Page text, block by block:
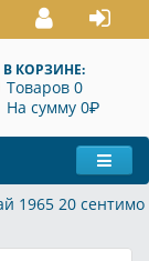
В КОРЗИНЕ:
Товаров 0
На сумму 0P
1965 20 сентимо